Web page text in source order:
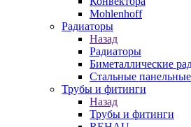
Mohlenhoff
Радиаторы
Назад
Радиаторы
Биметаллические
Стальные
Трубы и фитинги
Назад
Трубы и фитинги